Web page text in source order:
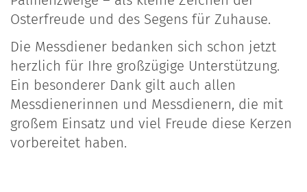
Osterfreude und des Segens für Zuhause.
Die Messdiener bedanken sich schon jetzt
herzlich für Ihre großzügige Unterstützung.
Ein besonderer Dank gilt auch allen
Messdienerinnen und Messdienern, die mit
großem Einsatz und viel Freude diese Kerzen
vorbereitet haben.